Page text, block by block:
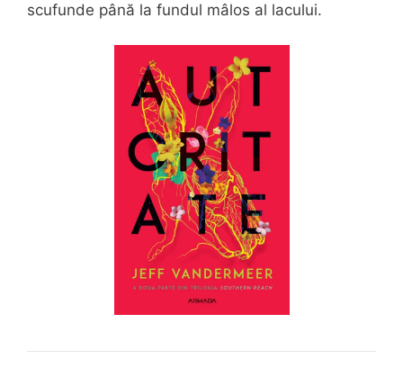
scufunde până la fundul mâlos al lacului.